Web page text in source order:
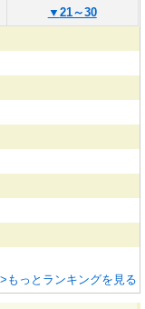
▼ 21～30
もっとランキングを見る